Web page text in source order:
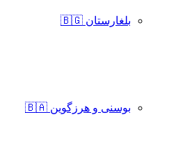
بلغارستان 🇧🇬
بوسنی و هرزگوین 🇧🇦